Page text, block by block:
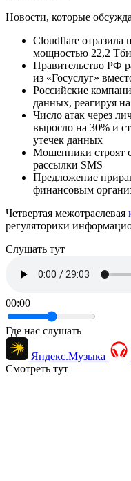
Новости, которые
Cloudflare отразила
мощностью 22,2
Правительство РФ
из «Госуслуг»
Российские
данных, реагируя
Число атак через
выросло на 30% и
утечек данных
Мошенники строят
рассылки SMS
Предложение
финансовым
Четвертая межотраслевая
регуляторики
Cлушать тут
00:00
Где нас слушать
Яндекс.Музыка
Смотреть тут